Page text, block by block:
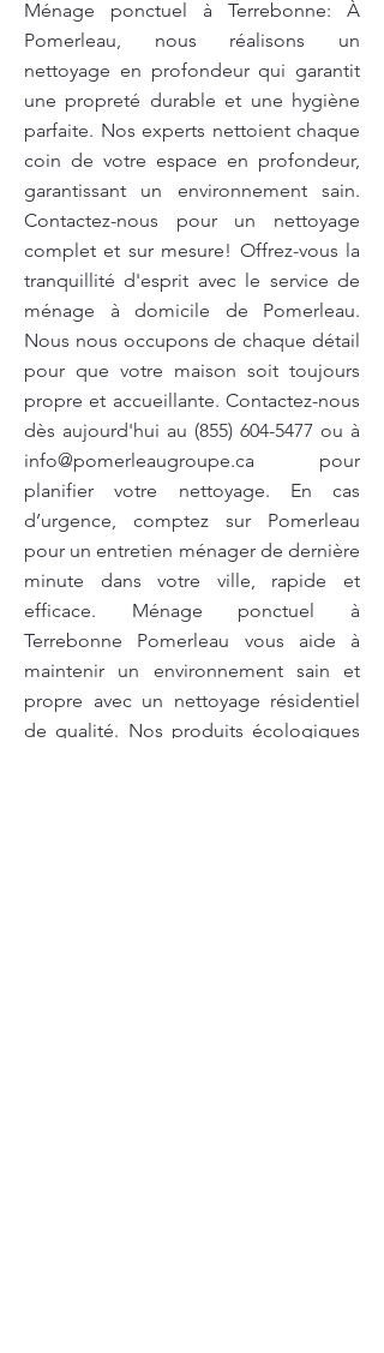
Ménage ponctuel à Terrebonne: À
Pomerleau, nous réalisons un
nettoyage en profondeur qui garantit
une propreté durable et une hygiène
parfaite. Nos experts nettoient chaque
coin de votre espace en profondeur,
garantissant un environnement sain.
Contactez-nous pour un nettoyage
complet et sur mesure! Offrez-vous la
tranquillité d'esprit avec le service de
ménage à domicile de Pomerleau.
Nous nous occupons de chaque détail
pour que votre maison soit toujours
propre et accueillante. Contactez-nous
dès aujourd'hui au (855) 604-5477 ou à
info@pomerleaugroupe.ca pour
planifier votre nettoyage. En cas
d’urgence, comptez sur Pomerleau
pour un entretien ménager de dernière
minute dans votre ville, rapide et
efficace. Ménage ponctuel à
Terrebonne Pomerleau vous aide à
maintenir un environnement sain et
propre avec un nettoyage résidentiel
de qualité. Nos produits écologiques